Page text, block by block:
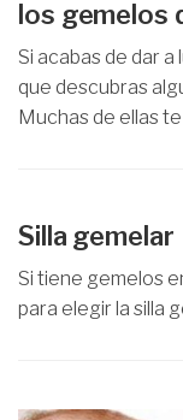
los gemelos
Si acabas de dar
que descubras
Muchas de ellas
Silla gemelar
Si tiene gemelos
para elegir la silla